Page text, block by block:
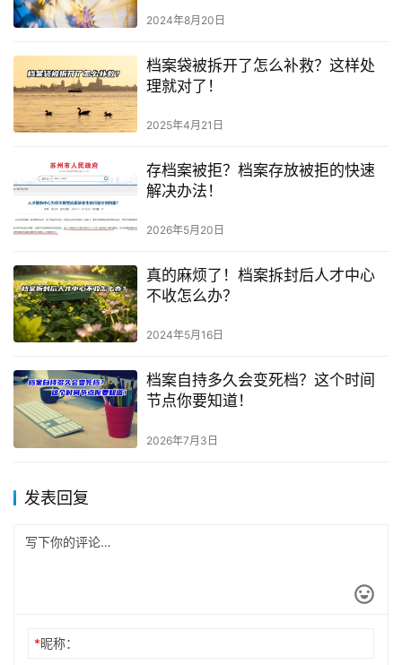
2024年8月20日
档案袋被拆开了怎么补救？这样处
理就对了！
2025年4月21日
存档案被拒？档案存放被拒的快速
解决办法！
2026年5月20日
真的麻烦了！档案拆封后人才中心
不收怎么办？
2024年5月16日
档案自持多久会变死档？这个时间
节点你要知道！
2026年7月3日
发表回复
*昵称：